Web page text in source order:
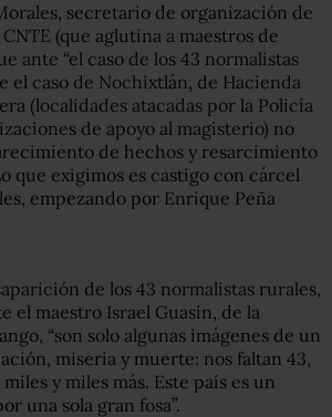
secretario de organización de
(que aglutina a maestros de
ante “el caso de los 43 normalistas
el caso de Nochixtlán, de Hacienda
(localidades atacadas por la Policía
de apoyo al magisterio) no
de hechos y resarcimiento
que exigimos es castigo con cárcel
empezando por Enrique Peña
de los 43 normalistas rurales,
el maestro Israel Guasín, de la
“son solo algunas imágenes de un
miseria y muerte: nos faltan 43,
y miles más. Este país es un
una sola gran fosa”.